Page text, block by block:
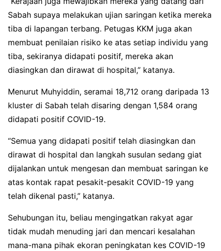
Sabah supaya melakukan ujian saringan ketika mereka
tiba di lapangan terbang. Petugas KKM juga akan
membuat penilaian risiko ke atas setiap individu yang
tiba, sekiranya didapati positif, mereka akan
diasingkan dan dirawat di hospital,” katanya.
Menurut Muhyiddin, seramai 18,712 orang daripada 13
kluster di Sabah telah disaring dengan 1,584 orang
didapati positif COVID-19.
“Semua yang didapati positif telah diasingkan dan
dirawat di hospital dan langkah susulan sedang giat
dijalankan untuk mengesan dan membuat saringan ke
atas kontak rapat pesakit-pesakit COVID-19 yang
telah dikenal pasti,” katanya.
Sehubungan itu, beliau mengingatkan rakyat agar
tidak mudah menuding jari dan mencari kesalahan
mana-mana pihak ekoran peningkatan kes COVID-19